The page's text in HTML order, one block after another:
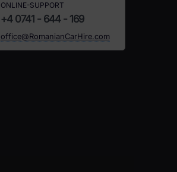
ONLINE-SUPPORT
+4 0741 - 644 - 169
office@RomanianCarHire.com